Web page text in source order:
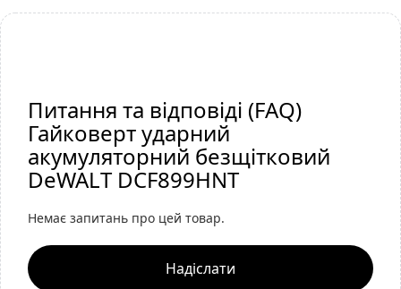
Питання та відповіді (FAQ)
Гайковерт ударний
акумуляторний безщітковий
DeWALT DCF899HNT
Немає запитань про цей товар.
Надіслати